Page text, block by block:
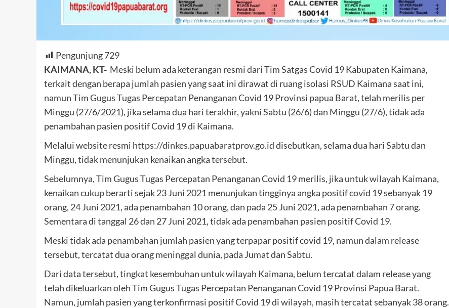
Pengunjung729
KAIMANA, KT- Meski belum ada keterangan resmi dari Tim Satgas Covid 19 Kabupaten Kaimana,
terkait dengan berapa jumlah pasien yang saat ini dirawat di ruang isolasi RSUD Kaimana saat ini,
namun Tim Gugus Tugas Percepatan Penanganan Covid 19 Provinsi papua Barat, telah merilis per
Minggu (27/6/2021), jika selama dua hari terakhir, yakni Sabtu (26/6) dan Minggu (27/6), tidak ada
penambahan pasien positif Covid 19 di Kaimana.
Melalui website resmi https://dinkes.papuabaratprov.go.iddisebutkan, selama dua hari Sabtu dan
Minggu, tidak menunjukan kenaikan angka tersebut.
Sebelumnya, Tim Gugus Tugas Percepatan Penanganan Covid 19 merilis, jika untuk wilayah Kaimana,
kenaikan cukup berarti sejak 23 Juni 2021 menunjukan tingginya angka positif covid 19 sebanyak 19
orang, 24 Juni 2021, ada penambahan 10 orang, dan pada 25 Juni 2021, ada penambahan 7 orang.
Sementara di tanggal 26 dan 27 Juni 2021, tidak ada penambahan pasien positif Covid 19.
Meski tidak ada penambahan jumlah pasien yang terpapar positif covid 19, namun dalam release
tersebut, tercatat dua orang meninggal dunia, pada Jumat dan Sabtu.
Dari data tersebut, tingkat kesembuhan untuk wilayah Kaimana, belum tercatat dalam release yang
telah dikeluarkan oleh Tim Gugus Tugas Percepatan Penanganan Covid 19 Provinsi Papua Barat.
Namun, jumlah pasien yang terkonfirmasi positif Covid 19 di wilayah, masih tercatat sebanyak 38 orang.